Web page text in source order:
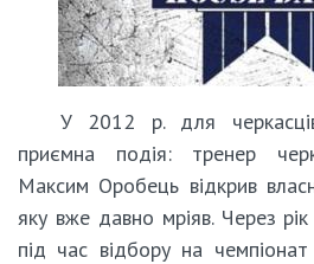
У 2012 р. для
приємна подія: тренер
Максим Оробець відкрив
яку вже давно мріяв. Через рік
під час відбору на